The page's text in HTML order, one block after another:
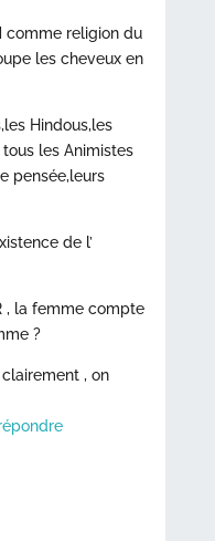
comme religion du
les cheveux en
Hindous,les
les Animistes
pensée,leurs
de l’
, la femme compte
?
, on